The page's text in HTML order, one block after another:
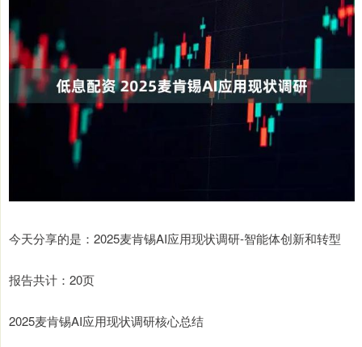
今天分享的是：2025麦肯锡AI应用现状调研-智能体创新和转型
报告共计：20页
2025麦肯锡AI应用现状调研核心总结